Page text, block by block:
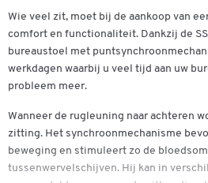
Wie veel zit, moet bij de aankoop van
comfort en functionaliteit. Dankzij de
bureaustoel met
werkdagen waarbij u veel tijd aan uw
probleem meer.
Wanneer de rugleuning naar achteren
zitting. Het synchroonmechanisme
beweging en stimuleert zo de
tussenwervelschijven. Hij kan in